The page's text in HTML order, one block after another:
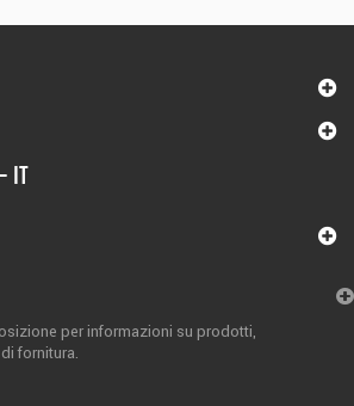
IT
per informazioni su prodotti,
fornitura.